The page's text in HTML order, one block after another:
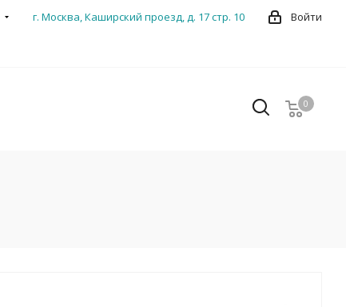
Войти
г. Москва, Каширский проезд, д. 17 стр. 10
0
0